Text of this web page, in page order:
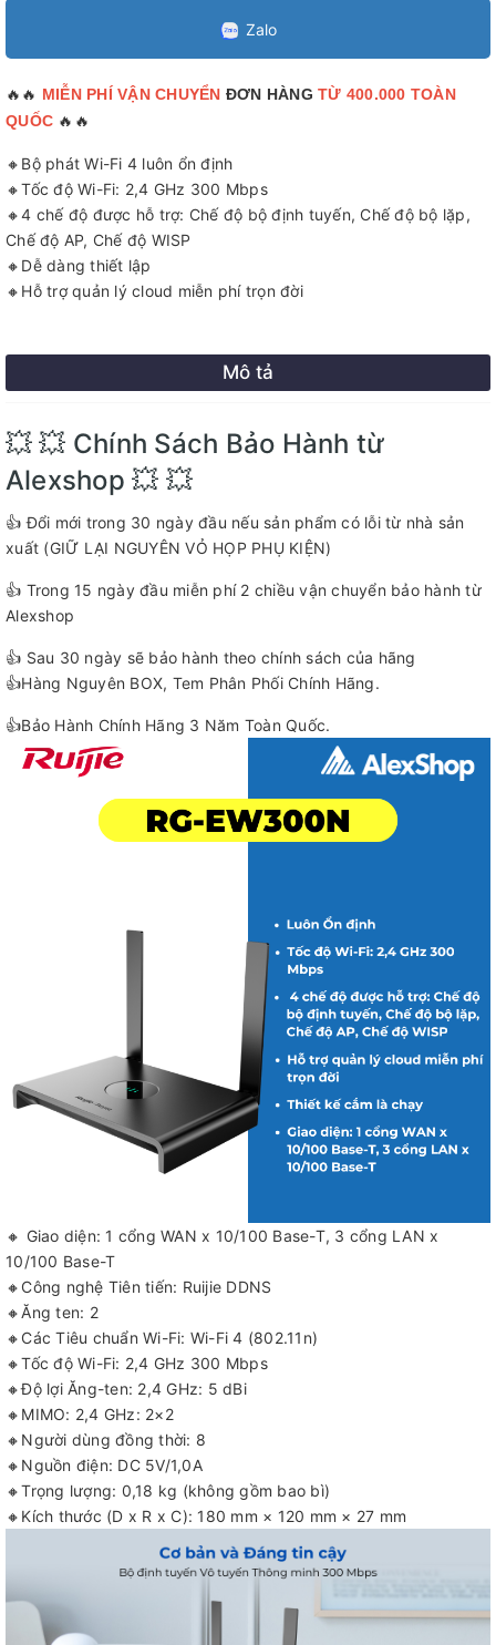
Zalo
🔥🔥 MIỄN PHÍ VẬN CHUYỂN ĐƠN HÀNG TỪ 400.000 TOÀN
QUỐC 🔥🔥
🔸Bộ phát Wi-Fi 4 luôn ổn định
🔸Tốc độ Wi-Fi: 2,4 GHz 300 Mbps
🔸4 chế độ được hỗ trợ: Chế độ bộ định tuyến, Chế độ bộ lặp,
Chế độ AP, Chế độ WISP
🔸Dễ dàng thiết lập
🔸Hỗ trợ quản lý cloud miễn phí trọn đời
Mô tả
💥 💥 Chính Sách Bảo Hành từ
Alexshop 💥 💥
👍 Đổi mới trong 30 ngày đầu nếu sản phẩm có lỗi từ nhà sản
xuất (GIỮ LẠI NGUYÊN VỎ HỌP PHỤ KIỆN)
👍 Trong 15 ngày đầu miễn phí 2 chiều vận chuyển bảo hành từ
Alexshop
👍 Sau 30 ngày sẽ bảo hành theo chính sách của hãng
👍Hàng Nguyên BOX, Tem Phân Phối Chính Hãng.
👍Bảo Hành Chính Hãng 3 Năm Toàn Quốc.
🔸 Giao diện: 1 cổng WAN x 10/100 Base-T, 3 cổng LAN x
10/100 Base-T
🔸Công nghệ Tiên tiến: Ruijie DDNS
🔸Ăng ten: 2
🔸Các Tiêu chuẩn Wi-Fi: Wi-Fi 4 (802.11n)
🔸Tốc độ Wi-Fi: 2,4 GHz 300 Mbps
🔸Độ lợi Ăng-ten: 2,4 GHz: 5 dBi
🔸MIMO: 2,4 GHz: 2×2
🔸Người dùng đồng thời: 8
🔸Nguồn điện: DC 5V/1,0A
🔸Trọng lượng: 0,18 kg (không gồm bao bì)
🔸Kích thước (D x R x C): 180 mm × 120 mm × 27 mm